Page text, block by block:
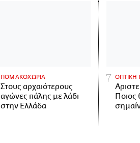
ΠΟΜΑΚΟΧΩΡΙΑ
Στους αρχαιότερους
αγώνες πάλης με λάδι
στην Ελλάδα
ΟΠΤΙΚΗ
Ποιος